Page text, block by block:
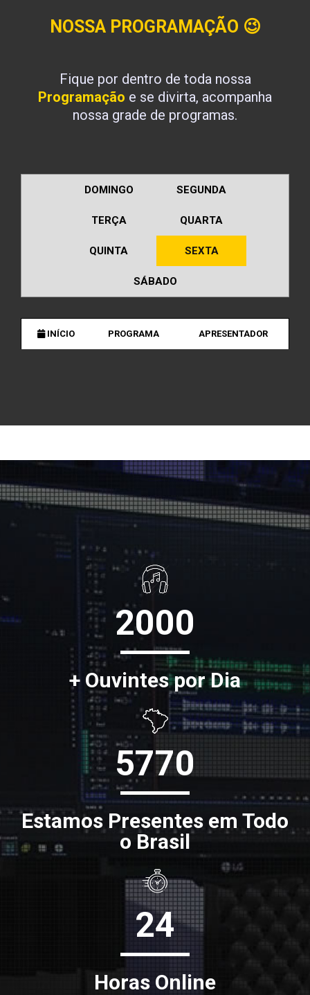
NOSSA PROGRAMAÇÃO 😉
Fique por dentro de toda nossa
Programação e se divirta, acompanha
nossa grade de programas.
DOMINGO SEGUNDA
TERÇA QUARTA
QUINTA SEXTA
SÁBADO
INÍCIO PROGRAMA APRESENTADOR
2000
+ Ouvintes por Dia
5770
Estamos Presentes em Todo
o Brasil
24
Horas Online